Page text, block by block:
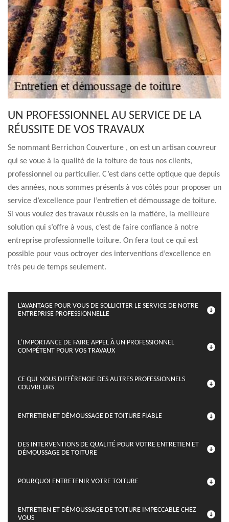
UN PROFESSIONNEL AU SERVICE DE LA
RÉUSSITE DE VOS TRAVAUX
Se nommant Berrichon Couverture , on est un artisan couvreur
qui se voue à la qualité de la toiture de tous nos clients,
professionnel ou particulier. C’est dans cette optique que depuis
des années, nous sommes présents à vos côtés pour proposer un
service d’excellence pour l’entretien et démoussage de toiture.
Si vous voulez des travaux réussis en la matière, la meilleure
solution qui s’offre à vous, c’est de faire confiance à notre
entreprise professionnelle toiture. On fera tout ce qui est
possible pour vous octroyer des interventions d’excellence en
très peu de temps seulement.
L’AVANTAGE POUR VOUS DE SOLLICITER LE SERVICE DE NOTRE
ENTREPRISE PROFESSIONNELLE
L’IMPORTANCE DE FAIRE APPEL À UN PROFESSIONNEL
COMPÉTENT POUR VOS TRAVAUX
CE QUI NOUS DIFFÉRENCIE DES AUTRES PROFESSIONNELS
COUVREURS
ENTRETIEN ET DÉMOUSSAGE DE TOITURE FIABLE
DES INTERVENTIONS DE QUALITÉ POUR VOTRE ENTRETIEN ET
DÉMOUSSAGE DE TOITURE
POURQUOI ENTRETENIR VOTRE TOITURE
ENTRETIEN ET DÉMOUSSAGE DE TOITURE IMPECCABLE CHEZ
VOUS